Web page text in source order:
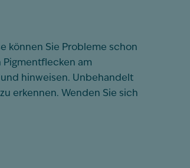
können Sie Probleme schon
Pigmentflecken am
hinweisen. Unbehandelt
erkennen. Wenden Sie sich